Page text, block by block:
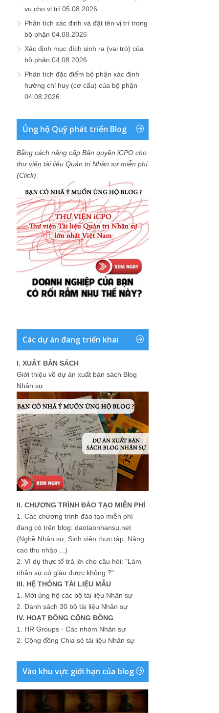
vụ cho vị trí 05.08.2026
Phân tích xác định và đặt tên vị trí trong
bộ phận 04.08.2026
Xác định mục đích sinh ra (vai trò) của
bộ phận 04.08.2026
Phân tích đặc điểm bộ phận xác định
hướng chỉ huy (cơ cấu) của bộ phận
04.08.2026
Ủng hộ Quỹ phát triển Blog
Bằng cách nâng cấp Bản quyền iCPO cho
thư viện tài liệu Quản trị Nhân sự miễn phí
(Click)
Các dự án đang triển khai
I. XUẤT BẢN SÁCH
Giới thiệu về dự án xuất bản sách Blog
Nhân sự
II. CHƯƠNG TRÌNH ĐÀO TẠO MIỄN PHÍ
1. Các chương trình đào tạo miễn phí
đang có trên blog: daotaonhansu.net
(Nghề Nhân sự, Sinh viên thực tập, Nâng
cao thu nhập ...)
2. Ví dụ thực tế trả lời cho câu hỏi: "Làm
nhân sự có giàu được không ?"
III. HỆ THỐNG TÀI LIỆU MẪU
1. Mời ủng hộ các bộ tài liệu Nhân sự
2. Danh sách 30 bộ tài liệu Nhân sự
IV. HOẠT ĐỘNG CỘNG ĐỒNG
1. HR Groups - Các nhóm Nhân sự
2. Cộng đồng Chia sẻ tài liệu Nhân sự
Vào khu vực giới hạn của blog